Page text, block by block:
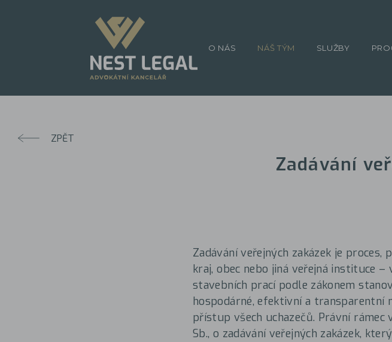
ZPĚT
Zadávání
Zadávání veřejných zakázek je
kraj, obec nebo jiná veřejná instituce
stavebních prací podle zákonem
hospodárné, efektivní a transparentní
přístup všech uchazečů. Právní rámec
Sb., o zadávání veřejných zakázek,
O NÁS NÁŠ TÝM SLUŽBY